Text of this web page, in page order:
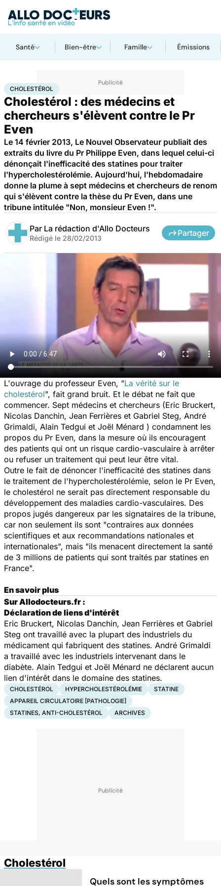
Santé Bien-être Famille Émissions
AccueilSantéCholestérol
CHOLESTÉROL
Cholestérol : des médecins et
chercheurs s'élèvent contre le Pr
Even
Le 14 février 2013, Le Nouvel Observateur publiait des
extraits du livre du Pr Philippe Even, dans lequel celui-ci
dénonçait l'inefficacité des statines pour traiter
l'hypercholestérolémie. Aujourd'hui, l'hebdomadaire
donne la plume à sept médecins et chercheurs de renom
qui s'élèvent contre la thèse du Pr Even, dans une
tribune intitulée "Non, monsieur Even !".
Par La rédaction d'Allo Docteurs
Rédigé le 28/02/2013
Partager
L'ouvrage du professeur Even, "La vérité sur le
cholestérol", fait grand bruit. Et le débat ne fait que
commencer. Sept médecins et chercheurs (Eric Bruckert,
Nicolas Danchin, Jean Ferrières et Gabriel Steg, André
Grimaldi, Alain Tedgui et Joël Ménard ) condamnent les
propos du Pr Even, dans la mesure où ils encouragent
des patients qui ont un risque cardio-vasculaire à arrêter
ou refuser un traitement qui peut leur être vital.
Outre le fait de dénoncer l'inefficacité des statines dans
le traitement de l'hypercholestérolémie, selon le Pr Even,
le cholestérol ne serait pas directement responsable du
développement des maladies cardio-vasculaires. Des
propos jugés dangereux par les signataires de la tribune,
car non seulement ils sont "contraires aux données
scientifiques et aux recommandations nationales et
internationales", mais "ils menacent directement la santé
de 3 millions de patients qui sont traités par statines en
France".
En savoir plus
Sur Allodocteurs.fr :
Déclaration de liens d'intérêt
Eric Bruckert, Nicolas Danchin, Jean Ferrières et Gabriel
Steg ont travaillé avec la plupart des industriels du
médicament qui fabriquent des statines. André Grimaldi
a travaillé avec les industriels intervenant dans le
diabète. Alain Tedgui et Joël Ménard ne déclarent aucun
lien d'intérêt dans le domaine des statines.
CHOLESTÉROL HYPERCHOLESTÉROLÉMIE
STATINE
APPAREIL CIRCULATOIRE [PATHOLOGIE]
STATINES, ANTI-CHOLESTÉROL
ARCHIVES
Cholestérol
Quels sont les symptômes